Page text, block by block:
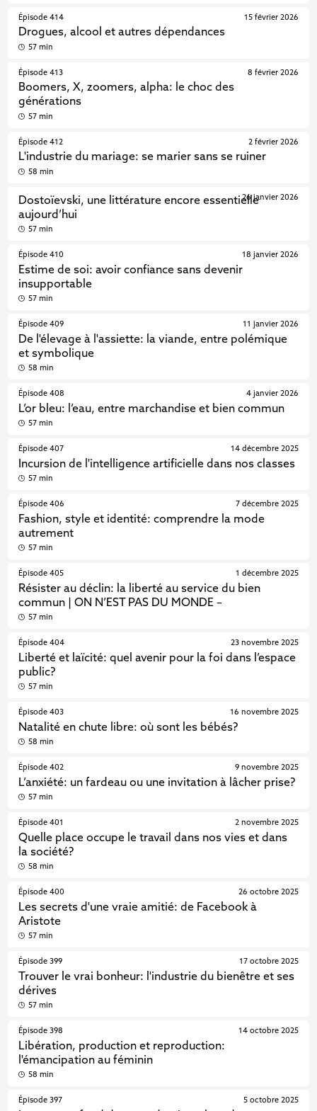
Épisode 414
Drogues, alcool et autres dépendances
15 février 2026
57 min
Épisode 413
Boomers, X, zoomers, alpha: le choc des
générations
8 février 2026
57 min
Épisode 412
L'industrie du mariage: se marier sans se ruiner
2 février 2026
58 min
Dostoïevski, une littérature encore essentielle
aujourd’hui
26 janvier 2026
57 min
Épisode 410
Estime de soi: avoir confiance sans devenir
insupportable
18 janvier 2026
57 min
Épisode 409
De l'élevage à l'assiette: la viande, entre polémique
et symbolique
11 janvier 2026
58 min
Épisode 408
L’or bleu: l’eau, entre marchandise et bien commun
4 janvier 2026
57 min
Épisode 407
Incursion de l'intelligence artificielle dans nos classes
14 décembre 2025
57 min
Épisode 406
Fashion, style et identité: comprendre la mode
autrement
7 décembre 2025
57 min
Épisode 405
Résister au déclin: la liberté au service du bien
commun | ON N’EST PAS DU MONDE –
1 décembre 2025
57 min
Épisode 404
Liberté et laïcité: quel avenir pour la foi dans l’espace
public?
23 novembre 2025
57 min
Épisode 403
Natalité en chute libre: où sont les bébés?
16 novembre 2025
58 min
Épisode 402
L’anxiété: un fardeau ou une invitation à lâcher prise?
9 novembre 2025
57 min
Épisode 401
Quelle place occupe le travail dans nos vies et dans
la société?
2 novembre 2025
58 min
Épisode 400
Les secrets d'une vraie amitié: de Facebook à
Aristote
26 octobre 2025
57 min
Épisode 399
Trouver le vrai bonheur: l'industrie du bienêtre et ses
dérives
17 octobre 2025
57 min
Épisode 398
Libération, production et reproduction:
l'émancipation au féminin
14 octobre 2025
58 min
Épisode 397 5 octobre 2025